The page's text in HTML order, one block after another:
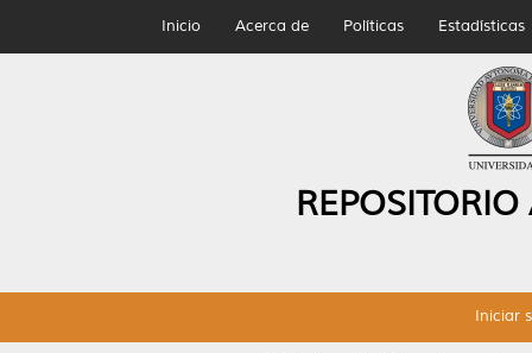
Inicio Acerca de Políticas Estadísticas
Iniciar